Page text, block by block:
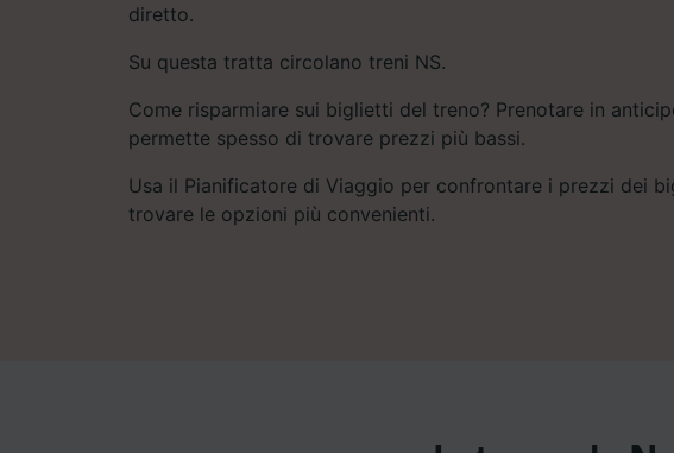
diretto.
Su questa tratta circolano treni NS.
Come risparmiare sui biglietti del treno? Prenotare in
permette spesso di trovare prezzi più bassi.
Usa il Pianificatore di Viaggio per confrontare i prezzi dei
trovare le opzioni più convenienti.